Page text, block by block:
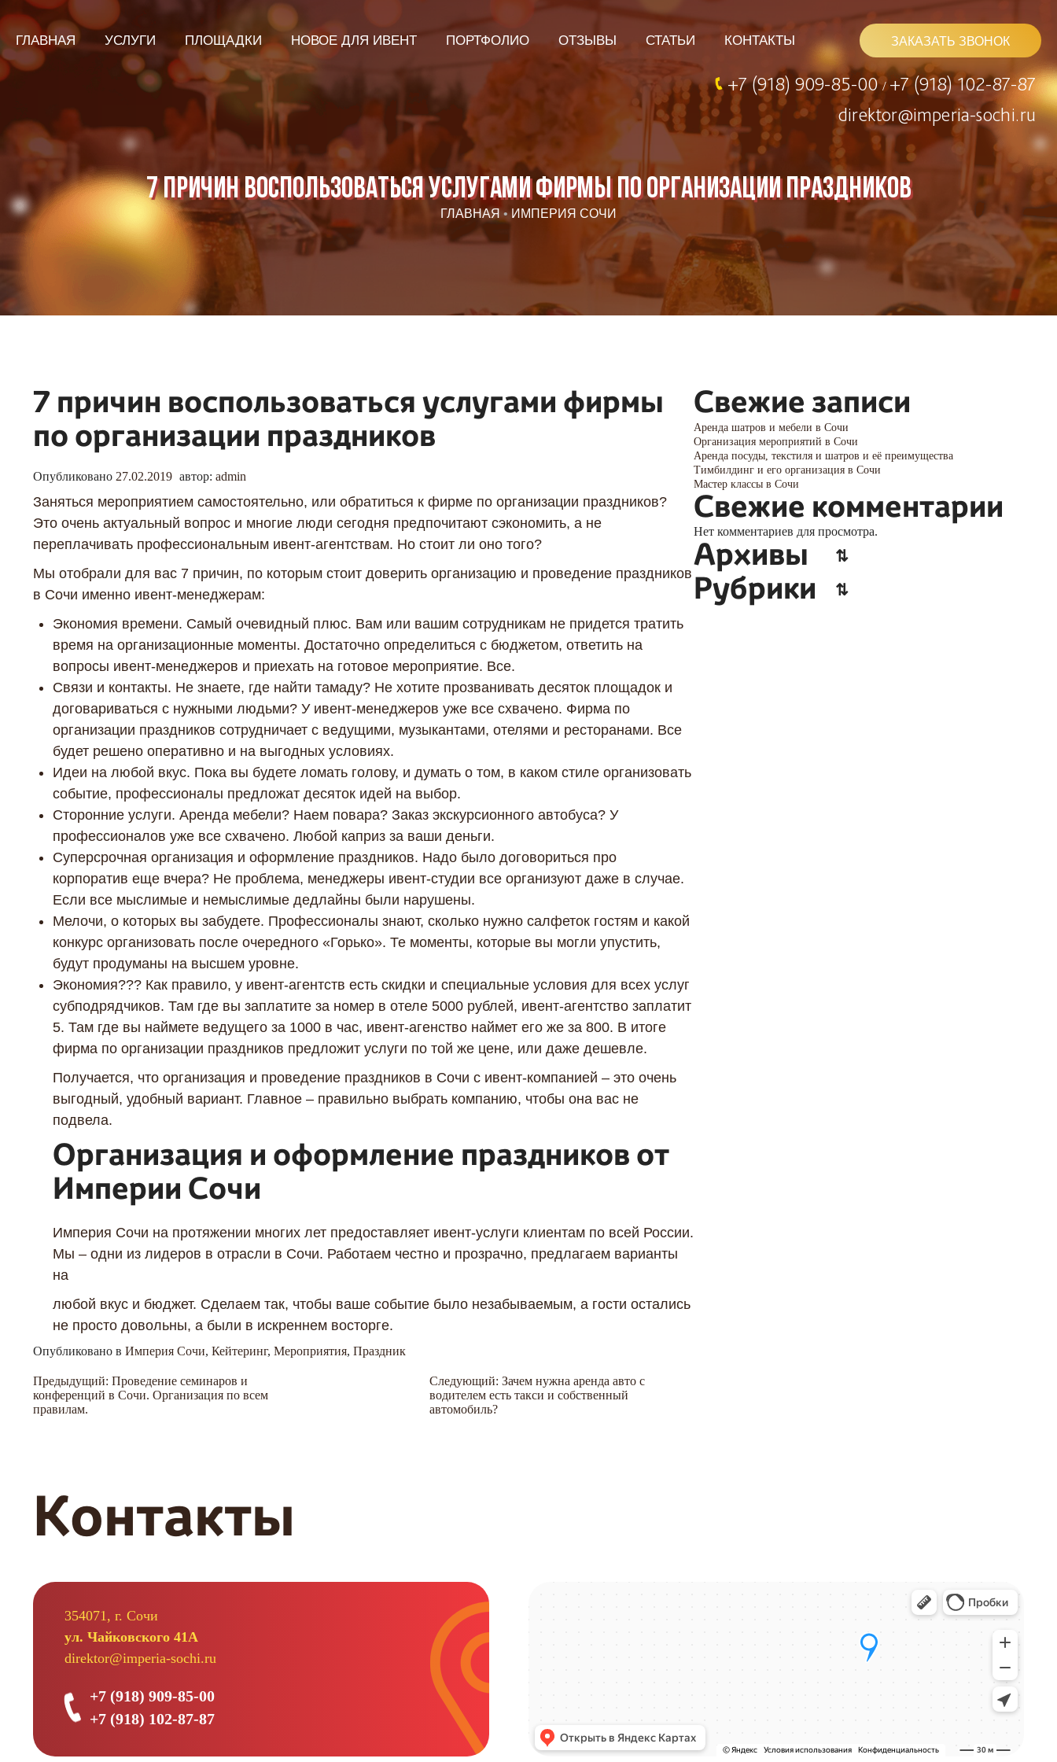
ГЛАВНАЯ УСЛУГИ ПЛОЩАДКИ НОВОЕ ДЛЯ ИВЕНТ ПОРТФОЛИО ОТЗЫВЫ СТАТЬИ КОНТАКТЫ ЗАКАЗАТЬ ЗВОНОК
+7 (918) 909-85-00/ +7 (918) 102-87-87
direktor@imperia-sochi.ru
7 причин воспользоваться услугами фирмы по организации праздников
ГЛАВНАЯ • ИМПЕРИЯ СОЧИ
7 причин воспользоваться услугами фирмы
по организации праздников
Опубликовано 27.02.2019 автор: admin
Заняться мероприятием самостоятельно, или обратиться к фирме по организации праздников?
Это очень актуальный вопрос и многие люди сегодня предпочитают сэкономить, а не
переплачивать профессиональным ивент-агентствам. Но стоит ли оно того?
Мы отобрали для вас 7 причин, по которым стоит доверить организацию и проведение праздников
в Сочи именно ивент-менеджерам:
Экономия времени. Самый очевидный плюс. Вам или вашим сотрудникам не придется тратить
время на организационные моменты. Достаточно определиться с бюджетом, ответить на
вопросы ивент-менеджеров и приехать на готовое мероприятие. Все.
Связи и контакты. Не знаете, где найти тамаду? Не хотите прозванивать десяток площадок и
договариваться с нужными людьми? У ивент-менеджеров уже все схвачено. Фирма по
организации праздников сотрудничает с ведущими, музыкантами, отелями и ресторанами. Все
будет решено оперативно и на выгодных условиях.
Идеи на любой вкус. Пока вы будете ломать голову, и думать о том, в каком стиле организовать
событие, профессионалы предложат десяток идей на выбор.
Сторонние услуги. Аренда мебели? Наем повара? Заказ экскурсионного автобуса? У
профессионалов уже все схвачено. Любой каприз за ваши деньги.
Суперсрочная организация и оформление праздников. Надо было договориться про
корпоратив еще вчера? Не проблема, менеджеры ивент-студии все организуют даже в случае.
Если все мыслимые и немыслимые дедлайны были нарушены.
Мелочи, о которых вы забудете. Профессионалы знают, сколько нужно салфеток гостям и какой
конкурс организовать после очередного «Горько». Те моменты, которые вы могли упустить,
будут продуманы на высшем уровне.
Экономия??? Как правило, у ивент-агентств есть скидки и специальные условия для всех услуг
субподрядчиков. Там где вы заплатите за номер в отеле 5000 рублей, ивент-агентство заплатит
5. Там где вы наймете ведущего за 1000 в час, ивент-агенство наймет его же за 800. В итоге
фирма по организации праздников предложит услуги по той же цене, или даже дешевле.
Получается, что организация и проведение праздников в Сочи с ивент-компанией – это очень
выгодный, удобный вариант. Главное – правильно выбрать компанию, чтобы она вас не
подвела.
Организация и оформление праздников от
Империи Сочи
Империя Сочи на протяжении многих лет предоставляет ивент-услуги клиентам по всей России.
Мы – одни из лидеров в отрасли в Сочи. Работаем честно и прозрачно, предлагаем варианты
на
любой вкус и бюджет. Сделаем так, чтобы ваше событие было незабываемым, а гости остались
не просто довольны, а были в искреннем восторге.
Опубликовано в Империя Сочи, Кейтеринг, Мероприятия, Праздник
Навигация
по
Предыдущий: Проведение семинаров и
конференций в Сочи. Организация по всем
правилам.
Следующий: Зачем нужна аренда авто с
водителем есть такси и собственный
автомобиль?
Свежие записи
Аренда шатров и мебели в Сочи
Организация мероприятий в Сочи
Аренда посуды, текстиля и шатров и её преимущества
Тимбилдинг и его организация в Сочи
Мастер классы в Сочи
Свежие комментарии
Нет комментариев для просмотра.
Архивы
Рубрики
Контакты
354071, г. Сочи
ул. Чайковского 41А
direktor@imperia-sochi.ru
+7 (918) 909-85-00
+7 (918) 102-87-87
Я даю согласие ООО «Империя-Сочи» на обработку моих
данныхиСогласию на обработку персональных данных.